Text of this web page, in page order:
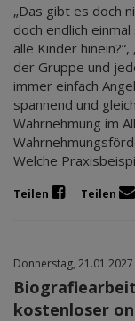
„Das gibt es doch
doch endlich
alle Kinder
der Gruppe und
immer einfach
spannend und
Wahrnehmung im
Welche
Teilen Teilen
Donnerstag, 21.01.2027
kostenloser